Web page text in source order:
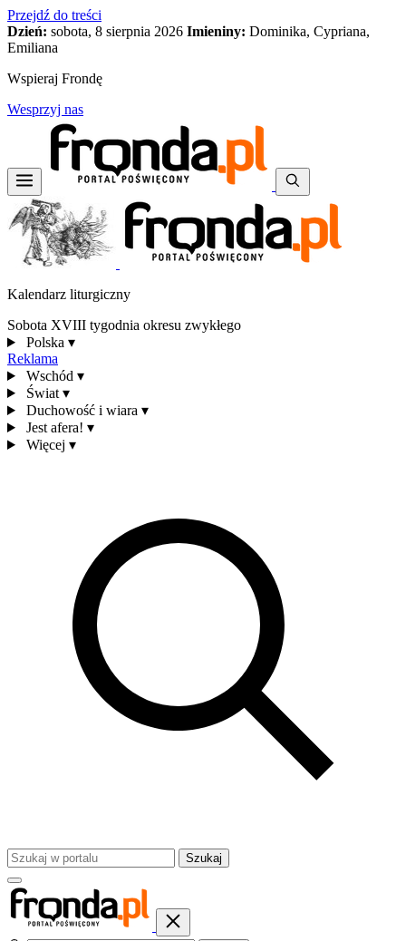
Przejdź do treści
Dzień: sobota, 8 sierpnia 2026 Imieniny: Dominika, Cypriana,
Emiliana
Wspieraj Frondę
Wesprzyj nas
Kalendarz liturgiczny
Sobota XVIII tygodnia okresu zwykłego
Polska ▾
Reklama
Wschód ▾
Świat ▾
Duchowość i wiara ▾
Jest afera! ▾
Więcej ▾
Szukaj